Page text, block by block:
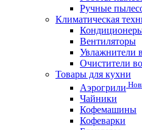
Ручные
Климатическая
Вентиляторы
Увлажнители
Очистители
Товары для кухни
Аэрогрили
Чайники
Кофемашины
Кофеварки